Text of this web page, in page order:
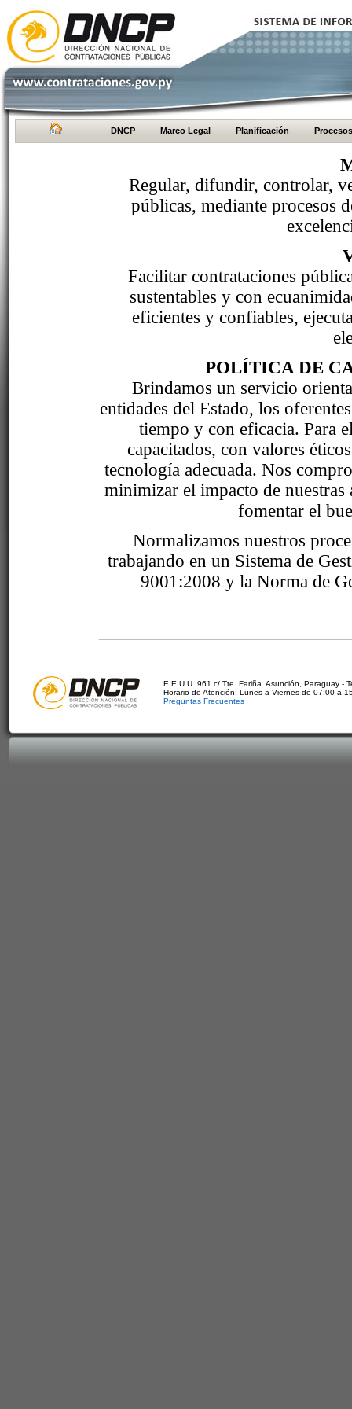
DNCP Marco Legal Planificación Procesos
Regular, difundir, controlar,
públicas, mediante procesos
Facilitar contrataciones
sustentables y con
eficientes y confiables,
POLÍTICA DE
Brindamos un servicio
entidades del Estado, los
tiempo y con eficacia. Para
capacitados, con valores
tecnología adecuada. Nos
minimizar el impacto de
fomentar el
Normalizamos nuestros
trabajando en un Sistema de
9001:2008 y la Norma de
E.E.U.U. 961 c/ Tte. Fariña. Asunción, Paraguay -
Horario de Atención: Lunes a Viernes de 07:00 a
Preguntas Frecuentes